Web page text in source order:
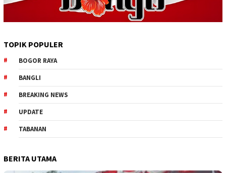
TOPIK POPULER
BOGOR RAYA
BANGLI
BREAKING NEWS
UPDATE
TABANAN
BERITA UTAMA